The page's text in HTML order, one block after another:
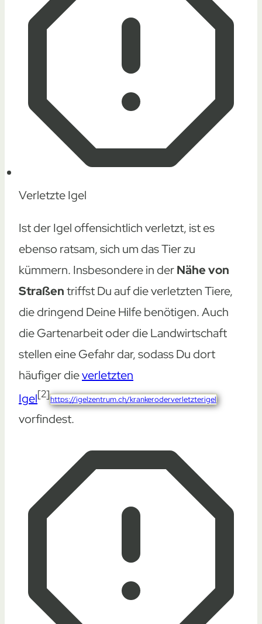
Verletzte Igel
Ist der Igel offensichtlich verletzt, ist es
ebenso ratsam, sich um das Tier zu
kümmern. Insbesondere in derNähe von
Straßentriffst Du auf die verletzten Tiere,
die dringend Deine Hilfe benötigen. Auch
die Gartenarbeit oder die Landwirtschaft
stellen eine Gefahr dar, sodass Du dort
häufiger dieverletzten
Igel[2]https://igelzentrum.ch/krankeroderverletzterigel
vorfindest.